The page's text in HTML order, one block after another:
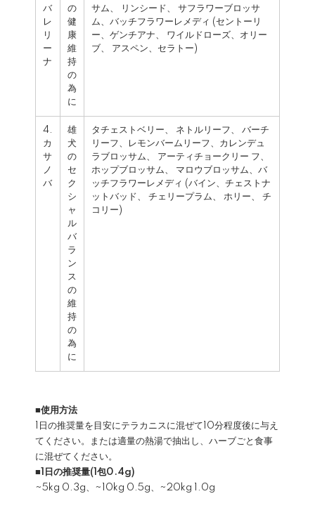
バ
レ
リ
ー
ナ
の
健
康
維
持
の
為
に
サム、 リンシード、 サフラワーブロッサ
ム、バッチフラワーレメディ (セントーリ
ー、ゲンチアナ、 ワイルドローズ、オリー
ブ、 アスペン、セラトー)
4.
カ
サ
ノ
バ
雄
犬
の
セ
ク
シ
ャ
ル
バ
ラ
ン
ス
の
維
持
の
為
に
タチェストベリー、 ネトルリーフ、 バーチ
リーフ、レモンバームリーフ、カレンデュ
ラブロッサム、 アーティチョークリー フ、
ホップブロッサム、 マロウブロッサム、バ
ッチフラワーレメディ (バイン、チェストナ
ットバッド、 チェリープラム、 ホリー、 チ
コリー)
■使用方法
1日の推奨量を目安にテラカニスに混ぜて10分程度後に与え
てください。または適量の熱湯で抽出し、ハーブごと食事
に混ぜてください。
■1日の推奨量(1包0.4g)
~5kg 0.3g、~10kg 0.5g、~20kg 1.0g